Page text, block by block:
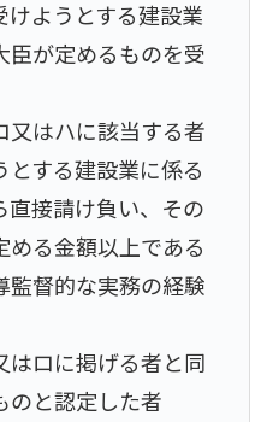
ようとする建設業
臣が定めるものを受
はハに該当する者
する建設業に係る
接請け負い、その
る金額以上である
監督的な実務の経験
ロに掲げる者と同
のと認定した者